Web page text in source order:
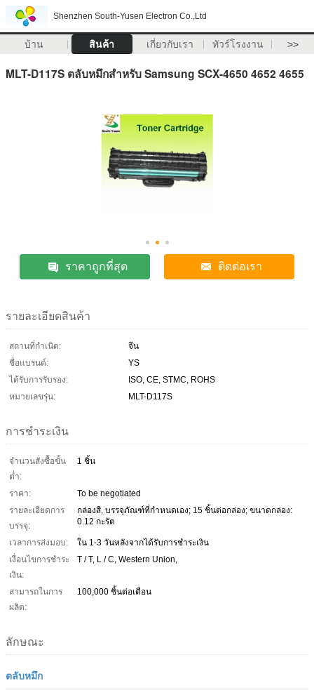
Shenzhen South-Yusen Electron Co.,Ltd
บ้าน สินค้า เกี่ยวกับเรา ทัวร์โรงงาน >>
MLT-D117S ตลับหมึกสำหรับ Samsung SCX-4650 4652 4655
ราคาถูกที่สุด ติดต่อเรา
รายละเอียดสินค้า
สถานที่กำเนิด:
จีน
ชื่อแบรนด์:
YS
ได้รับการรับรอง:
ISO, CE, STMC, ROHS
หมายเลขรุ่น:
MLT-D117S
การชำระเงิน
จำนวนสั่งซื้อขั้น
ต่ำ:
1 ชิ้น
ราคา:
To be negotiated
รายละเอียดการ
บรรจุ:
กล่องสี, บรรจุภัณฑ์ที่กำหนดเอง; 15 ชิ้นต่อกล่อง; ขนาดกล่อง:
0.12 กะรัต
เวลาการส่งมอบ:
ใน 1-3 วันหลังจากได้รับการชำระเงิน
เงื่อนไขการชำระ
เงิน:
T / T, L / C, Western Union,
สามารถในการ
ผลิต:
100,000 ชิ้นต่อเดือน
ลักษณะ
ตลับหมึก